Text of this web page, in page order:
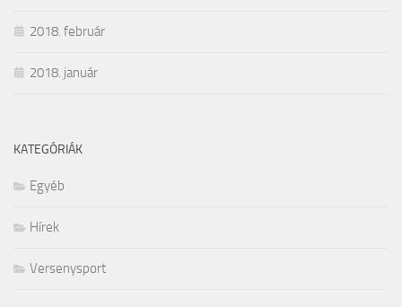
2018. február
2018. január
KATEGÓRIÁK
Egyéb
Hírek
Versenysport